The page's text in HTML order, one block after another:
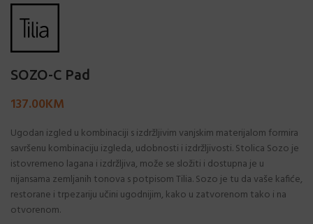
SOZO-C Pad
137.00KM
Ugodan izgled u kombinaciji s izdržljivim vanjskim materijalom formira
savršenu kombinaciju izgleda, udobnosti i izdržljivosti. Stolica Sozo je
istovremeno lagana i izdržljiva, može se složiti i dostupna je u
nijansama zemljanih tonova s ​​potpisom Tilia. Sozo je tu da vaše kafiće,
restorane i trpezariju učini ugodnijim, kako u zatvorenom tako i na
otvorenom.